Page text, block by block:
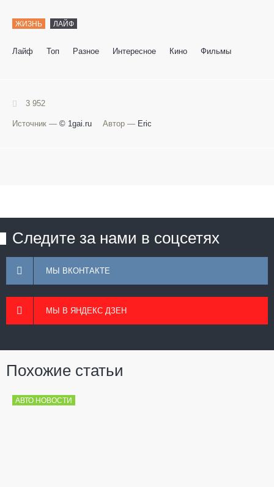
ЖИЗНЬ ЛАЙФ
Лайф Топ Разное Интересное Кино Фильмы
3 952
Источник — © 1gai.ru Автор — Eric
Следите за нами в соцсетях
МЫ ВКОНТАКТЕ
МЫ В ЯНДЕКС ДЗЕН
Похожие статьи
АВТО НОВОСТИ